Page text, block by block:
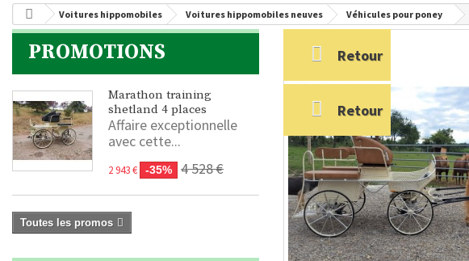
Voitures hippomobiles Voitures hippomobiles neuves Véhicules pour poney
PROMOTIONS
Marathon training
shetland 4 places
Affaire exceptionnelle
avec cette...
2 943 € -35% 4 528 €
Toutes les promos
Retour
Retour